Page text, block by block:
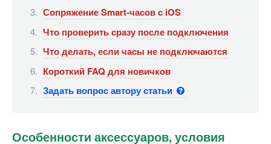
Сопряжение Smart-часов с iOS
Что проверить сразу после подключения
Что делать, если часы не подключаются
Короткий FAQ для новичков
Задать вопрос автору статьи
Особенности аксессуаров, условия